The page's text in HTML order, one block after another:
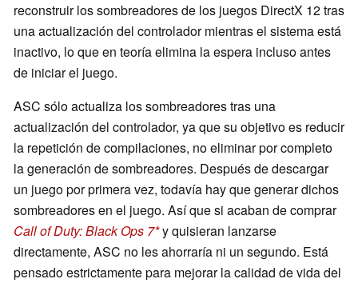
reconstruir los sombreadores de los juegos DirectX 12 tras
una actualización del controlador mientras el sistema está
inactivo, lo que en teoría elimina la espera incluso antes
de iniciar el juego.
ASC sólo actualiza los sombreadores tras una
actualización del controlador, ya que su objetivo es reducir
la repetición de compilaciones, no eliminar por completo
la generación de sombreadores. Después de descargar
un juego por primera vez, todavía hay que generar dichos
sombreadores en el juego. Así que si acaban de comprar
Call of Duty: Black Ops 7 y quisieran lanzarse
directamente, ASC no les ahorraría ni un segundo. Está
pensado estrictamente para mejorar la calidad de vida del